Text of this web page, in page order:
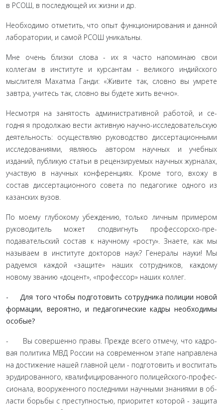
в РСОШ, в последующей их жизни и др.
Необходимо отметить, что опыт функционирования и данной
лаборатории, и самой РСОШ уникальны.
Мне очень близки слова - их я часто напоминаю свои
коллегам в институте и курсантам - великого индийского
мыслителя Махатма Ганди: «Живите так, словно вы умрете
завтра, учитесь так, словно вы будете жить вечно».
Несмотря на занятость административной работой, и се­
годня я продолжаю вести активную научно-исследовательскую
деятельность: осуществляю руководство диссертационными
ис­следованиями, являюсь автором научных и учебных
изданий, публикую статьи в рецензируемых научных журналах,
уча­ствую в научных конференциях. Кроме того, вхожу в
состав дис­сертационного совета по педагогике одного из
казанских вузов.
По моему глубокому убеждению, только личным при­мером
руководитель может сподвигнуть профессорско-пре­
подавательский состав к научному «росту». Знаете, как мы
называем в институте докторов наук? Генералы науки! Мы
радуемся каждой «защите» наших сотрудников, каждому
новому званию «доцент», «профессор» наших коллег.
- Для того чтобы подготовить сотрудника полиции новой
формации, вероятно, и педагогические кадры не­обходимы
особые?
- Вы совершенно правы. Прежде всего отмечу, что кадро­
вая политика МВД России на современном этапе направлена
на достижение нашей главной цели - подготовить и воспитать
эрудированного, квалифицированного полицейского-профес-
сионала, вооруженного последними научными знаниями в об­
ласти борьбы с преступностью, приоритет которой - защита